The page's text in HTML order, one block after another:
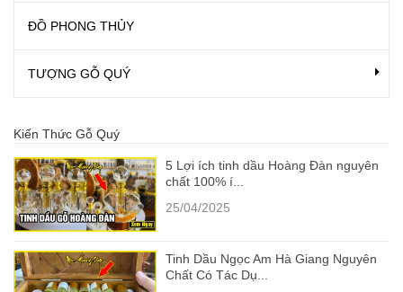
ĐỒ PHONG THỦY
TƯỢNG GỖ QUÝ
Kiến Thức Gỗ Quý
5 Lợi ích tinh dầu Hoàng Đàn nguyên
chất 100% í...
25/04/2025
Tinh Dầu Ngọc Am Hà Giang Nguyên
Chất Có Tác Dụ...